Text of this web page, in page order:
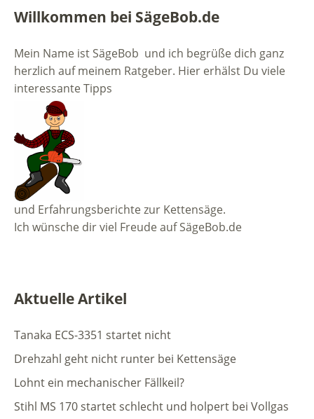
Willkommen bei SägeBob.de
Mein Name ist SägeBob und ich begrüße dich ganz
herzlich auf meinem Ratgeber. Hier erhälst Du viele
interessante Tipps
und Erfahrungsberichte zur Kettensäge.
Ich wünsche dir viel Freude auf SägeBob.de
Aktuelle Artikel
Tanaka ECS-3351 startet nicht
Drehzahl geht nicht runter bei Kettensäge
Lohnt ein mechanischer Fällkeil?
Stihl MS 170 startet schlecht und holpert bei Vollgas